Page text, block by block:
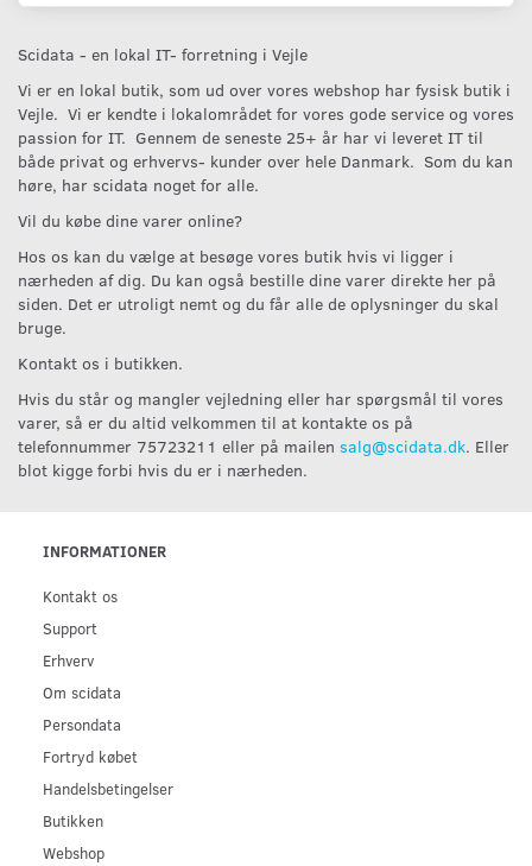
Scidata - en lokal IT- forretning i Vejle
Vi er en lokal butik, som ud over vores webshop har fysisk butik i
Vejle. Vi er kendte i lokalområdet for vores gode service og vores
passion for IT. Gennem de seneste 25+ år har vi leveret IT til
både privat og erhvervs- kunder over hele Danmark. Som du kan
høre, har scidata noget for alle.
Vil du købe dine varer online?
Hos os kan du vælge at besøge vores butik hvis vi ligger i
nærheden af dig. Du kan også bestille dine varer direkte her på
siden. Det er utroligt nemt og du får alle de oplysninger du skal
bruge.
Kontakt os i butikken.
Hvis du står og mangler vejledning eller har spørgsmål til vores
varer, så er du altid velkommen til at kontakte os på
telefonnummer 75723211 eller på mailen salg@scidata.dk. Eller
blot kigge forbi hvis du er i nærheden.
INFORMATIONER
Kontakt os
Support
Erhverv
Om scidata
Persondata
Fortryd købet
Handelsbetingelser
Butikken
Webshop